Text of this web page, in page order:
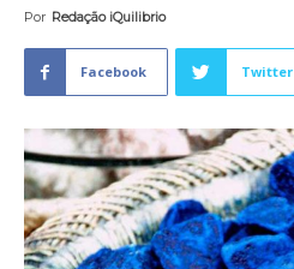
Por Redação iQuilibrio
Facebook Twitter